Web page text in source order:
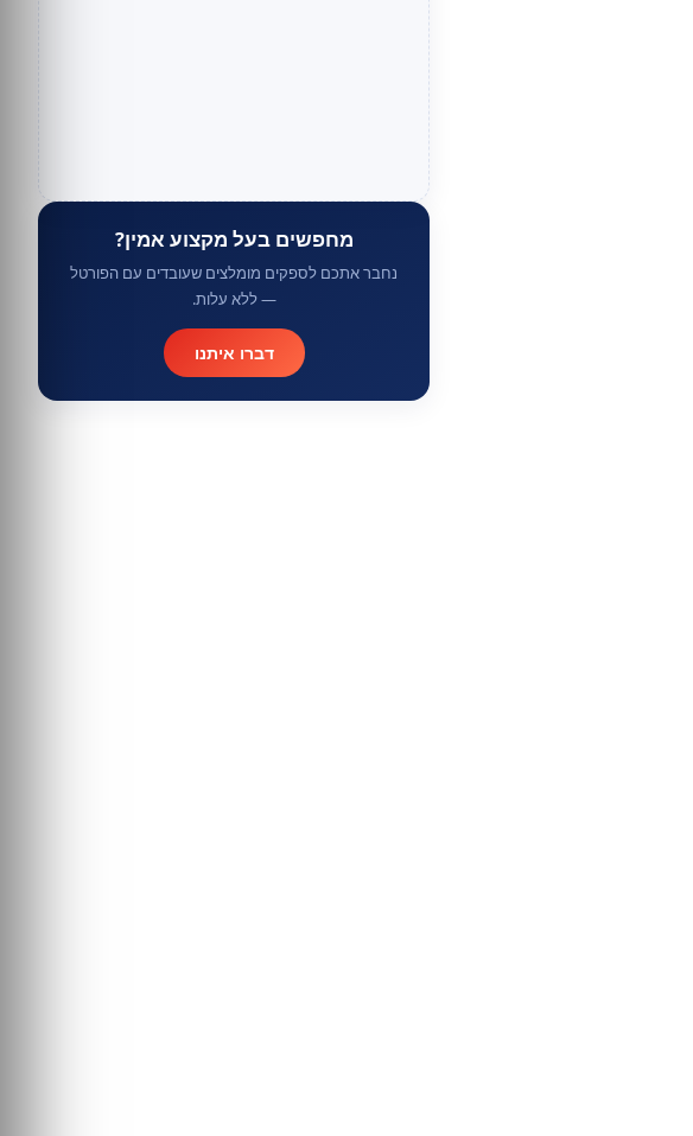
מחפשים בעל מקצוע אמין?
נחבר אתכם לספקים מומלצים שעובדים עם הפורטל
— ללא עלות.
דברו איתנו